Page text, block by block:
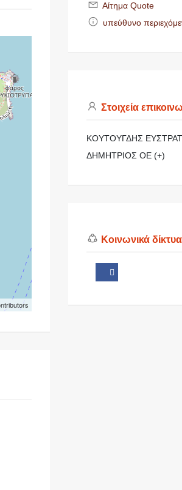
Αίτημα Quote
υπεύθυνο
Στοιχεία
ΚΟΥΤΟΥΓΔΗΣ
ΔΗΜΗΤΡΙΟΣ ΟΕ (+)
Κοινωνικά δίκτυα